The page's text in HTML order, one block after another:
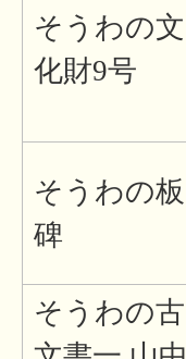
そうわの文
化財9号
そうわの板
碑
そうわの古